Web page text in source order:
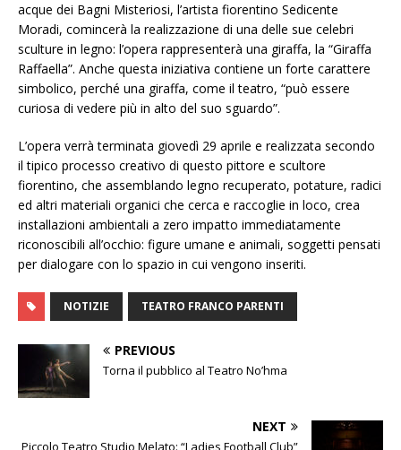
acque dei Bagni Misteriosi, l’artista fiorentino Sedicente
Moradi, comincerà la realizzazione di una delle sue celebri
sculture in legno: l’opera rappresenterà una giraffa, la “Giraffa
Raffaella”. Anche questa iniziativa contiene un forte carattere
simbolico, perché una giraffa, come il teatro, “può essere
curiosa di vedere più in alto del suo sguardo”.
L’opera verrà terminata giovedì 29 aprile e realizzata secondo
il tipico processo creativo di questo pittore e scultore
fiorentino, che assemblando legno recuperato, potature, radici
ed altri materiali organici che cerca e raccoglie in loco, crea
installazioni ambientali a zero impatto immediatamente
riconoscibili all’occhio: figure umane e animali, soggetti pensati
per dialogare con lo spazio in cui vengono inseriti.
NOTIZIE TEATRO FRANCO PARENTI
PREVIOUS
Torna il pubblico al Teatro No’hma
NEXT